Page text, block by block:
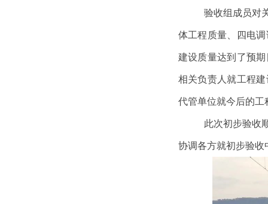
验收组成员对
体工程质量、四电
建设质量达到了预
相关负责人就工程
代管单位就今后的工
此次初步验收
协调各方就初步验收